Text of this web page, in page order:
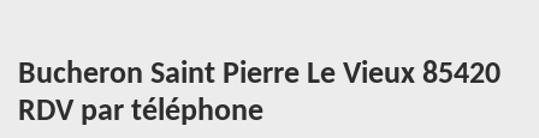
Bucheron Saint Pierre Le Vieux 85420
RDV par téléphone